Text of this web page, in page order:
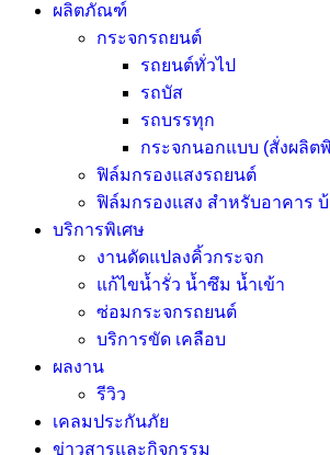
ผลิตภัณฑ์
กระจกรถยนต์
รถยนต์ทั่วไป
รถบัส
รถบรรทุก
กระจกนอกแบบ (สั่งผลิต
ฟิล์มกรองแสงรถยนต์
ฟิล์มกรองแสง สำหรับอาคาร
บริการพิเศษ
งานดัดแปลงคิ้วกระจก
แก้ไขน้ำรั่ว น้ำซึม น้ำเข้า
ซ่อมกระจกรถยนต์
บริการขัด เคลือบ
ผลงาน
รีวิว
เคลมประกันภัย
ข่าวสารและกิจกรรม